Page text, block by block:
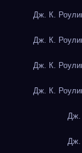
Дж. К.
Дж. К.
Дж. К.
Дж. К.
Дж.
Дж.